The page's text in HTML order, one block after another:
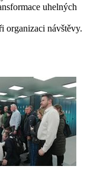
uhelných
organizaci návštěvy.